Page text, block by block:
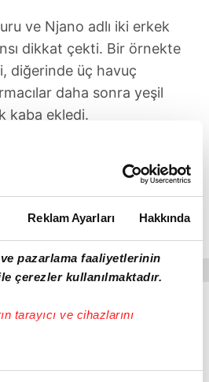
Reklam Ayarları Hakkında
pazarlama faaliyetlerinin
çerezler kullanılmaktadır.
tarayıcı ve cihazlarını
halinde sizlere özel
ve Njano adlı iki erkek
dikkat çekti. Bir örnekte
diğerinde üç havuç
daha sonra yeşil
kaba ekledi.
doğru kararı verdi. Bu
miktarları aklında
karşılaştırabildiğini